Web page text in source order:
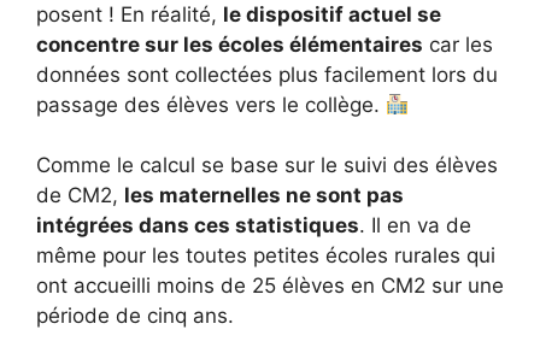
posent ! En réalité, le dispositif actuel se
concentre sur les écoles élémentaires car les
données sont collectées plus facilement lors du
passage des élèves vers le collège.
Comme le calcul se base sur le suivi des élèves
de CM2, les maternelles ne sont pas
intégrées dans ces statistiques. Il en va de
même pour les toutes petites écoles rurales qui
ont accueilli moins de 25 élèves en CM2 sur une
période de cinq ans.